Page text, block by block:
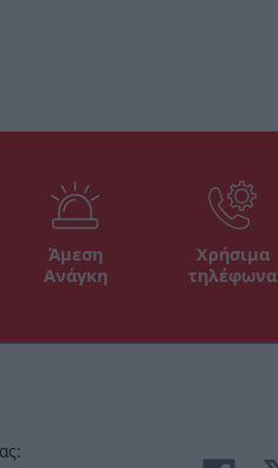
Άμεση
Ανάγκη
Χρήσιμα
τηλέφωνα